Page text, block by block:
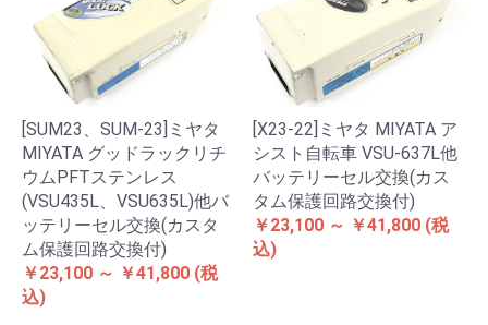
[SUM23、SUM-23]ミヤタ
MIYATA グッドラックリチ
ウムPFTステンレス
(VSU435L、VSU635L)他バ
ッテリーセル交換(カスタ
ム保護回路交換付)
￥23,100 ～ ￥41,800 (税
込)
[X23-22]ミヤタ MIYATA ア
シスト自転車 VSU-637L他
バッテリーセル交換(カス
タム保護回路交換付)
￥23,100 ～ ￥41,800 (税
込)